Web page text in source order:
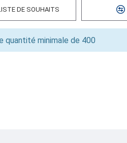
DE SOUHAITS
quantité minimale de 400